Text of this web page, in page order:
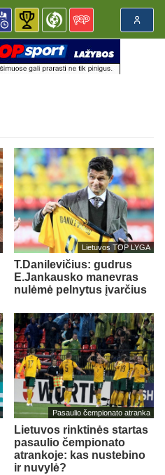
Lietuvos TOP LYGA
T.Danilevičius: gudrus
E.Jankausko manevras
nulėmė pelnytus įvarčius
Pasaulio čempionato atranka
Lietuvos rinktinės startas
pasaulio čempionato
atrankoje: kas nustebino
ir nuvylė?